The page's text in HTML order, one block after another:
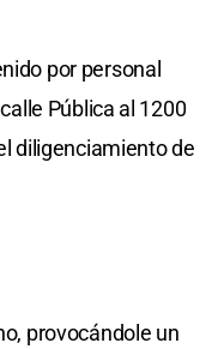
por personal
Pública al 1200
diligenciamiento de
provocándole un